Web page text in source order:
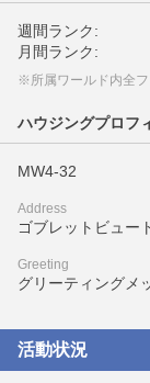
週間ランク:
月間ランク:
※所属ワールド内全
ハウジングプロフ
MW4-32
Address
ゴブレットビュー
Greeting
グリーティングメ
活動状況